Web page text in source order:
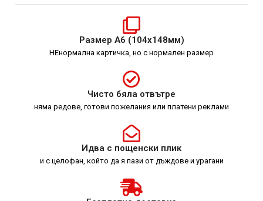
Размер А6 (104х148мм)
НЕнормална картичка, но с нормален размер
Чисто бяла отвътре
няма редове, готови пожелания или платени реклами
Идва с пощенски плик
и с целофан, който да я пази от дъждове и урагани